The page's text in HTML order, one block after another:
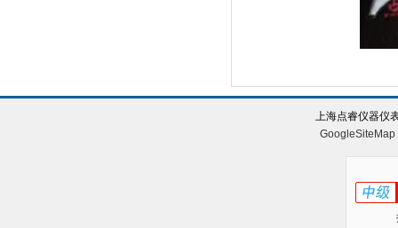
上海点睿仪器仪
GoogleSiteMap